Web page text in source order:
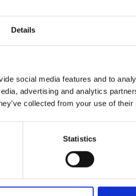
Details
social media features and to
advertising and analytics
collected from your use of
Statistics